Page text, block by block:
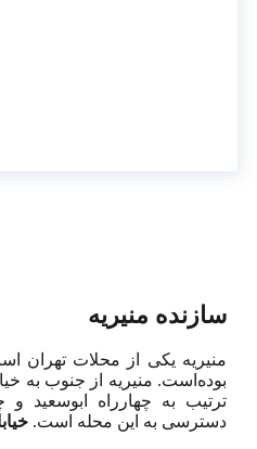
سازنده منیریه
منیریه یکی از محلات تهران
بوده‌است. منیریه از جنوب به
ترتیب به چهارراه ابوسعید
دسترسی به این محله است.